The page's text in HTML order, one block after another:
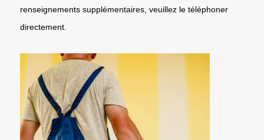
renseignements supplémentaires, veuillez le téléphoner
directement.